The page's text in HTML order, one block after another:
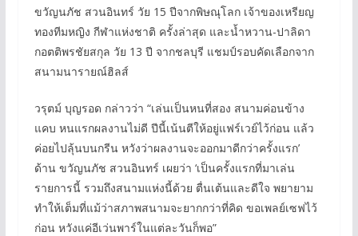
ขวัญนภัช สวนอินทร์ วัย 15 ปีจากพิษณุโลก เจ้าของเหรียญ
ทองทีมหญิง กีฬาแห่งชาติ ครั้งล่าสุด และน้ำหวาน-ปาลิดา
กอตติพรชัยสกุล วัย 13 ปี จากชลบุรี แชมป์รอบคัดเลือกจาก
สนามนารายณ์ฮิลส์
วรุตม์ บุญรอด กล่าวว่า “เล่นเป็นหนที่สอง สนามค่อนข้าง
แคบ หนแรกผลงานไม่ดี ปีนี้เน้นตีให้อยู่แฟร์เวย์ไว้ก่อน แล้ว
ค่อยไปลุ้นบนกรีน หวังว่าผลงานจะออกมาดีกว่าครั้งแรก’
ด้าน ขวัญนภัช สวนอินทร์ เผยว่า ‘เป็นครั้งแรกที่มาเล่น
รายการนี้ รวมถึงสนามแห่งนี้ด้วย ตื่นเต้นและดีใจ พยายาม
ทำให้เต็มที่แม้ว่าสภาพสนามจะยากกว่าที่คิด ขอเพลย์เซฟไว้
ก่อน หวังแค่อีเว่นพาร์ในแต่ละวันก็พอ”